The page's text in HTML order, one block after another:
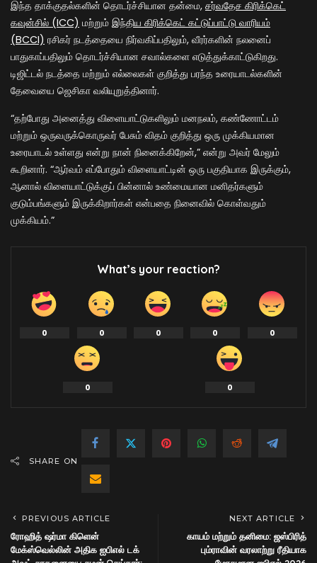
இந்த தாக்குதல்களின் தொடர்ச்சியான தன்மை, சர்வதேச கிரிக்கெட்
கவுன்சில் (ICC) மற்றும் இந்திய கிரிக்கெட் கட்டுப்பாட்டு வாரியம்
(BCCI) ரசிகர் நடத்தையை நிர்வகிப்பதிலும், வீரர்களின் நலனைப்
பாதுகாப்பதிலும் தொடர்ச்சியான சவால்களை எடுத்துக்காட்டுகிறது.
டிஜிட்டல் நடத்தை மற்றும் எல்லைகள் குறித்து பரந்த உரையாடல்களின்
தேவையை ஜெசிகா வலியுறுத்தினார்.
“தற்போது அனைத்து விளையாட்டுகளிலும் மனநலம், கண்ணோட்டம்
மற்றும் ஒருவருக்கொருவர் பேசும் விதம் குறித்து ஒரு முக்கியமான
உரையாடல் உள்ளது என்று நான் நினைக்கிறேன்,” என்று அவர் மேலும்
கூறினார். “ஆர்வம் எப்போதும் விளையாட்டின் ஒரு பகுதியாக இருக்கும்,
ஆனால் விளையாட்டுக்குப் பின்னால் உண்மையான மனிதர்களும்
குடும்பங்களும் இருக்கிறார்கள் என்பதை நினைவில் கொள்வதும்
முக்கியம்.”
What’s your reaction?
0 0 0 0 0
0 0
SHARE ON
PREVIOUS ARTICLE
ரோஹித் ஷர்மா கிளென்
மேக்ஸ்வெல்லின் அதிக ஐபிஎல் டக்
NEXT ARTICLE
காயம் மற்றும் தனிமை: ஜஸ்பிரித்
பும்ராவின் வரலாற்று ரீதியாக